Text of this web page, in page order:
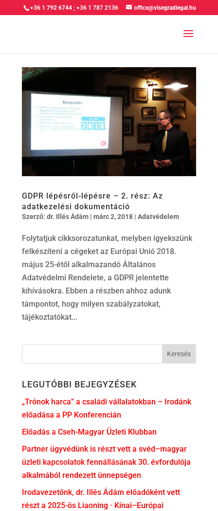
+36 1 792 6744 ;+36 1 787 2136 office@visegradlegal.hu
GDPR lépésről-lépésre – 2. rész: Az
adatkezelési dokumentáció
Szerző: dr. Illés Ádám| márc 2, 2018| Adatvédelem
Folytatjuk cikksorozatunkat, melyben igyekszünk
felkészíteni a cégeket az Európai Unió 2018.
május 25-étől alkalmazandó Általános
Adatvédelmi Rendelete, a GDPR jelentette
kihívásokra. Ebben a részben ahhoz adunk
támpontot, hogy milyen szabályzatokat,
tájékoztatókat...
LEGUTÓBBI BEJEGYZÉSEK
„Trónok harca” a családi vállalatokban – Irodánk
előadása a PP Konferencián
Előadás a Cseh-Magyar Üzleti Klubban
Partner ügyvédünk is részt vett a svéd–magyar
üzleti kapcsolatok fennállásának 30. évfordulója
alkalmából rendezett ünnepségen
Irodavezetőnk, dr. Illés Ádám előadóként vett
részt a 2025-ös Liaoning · Kínai–Európai